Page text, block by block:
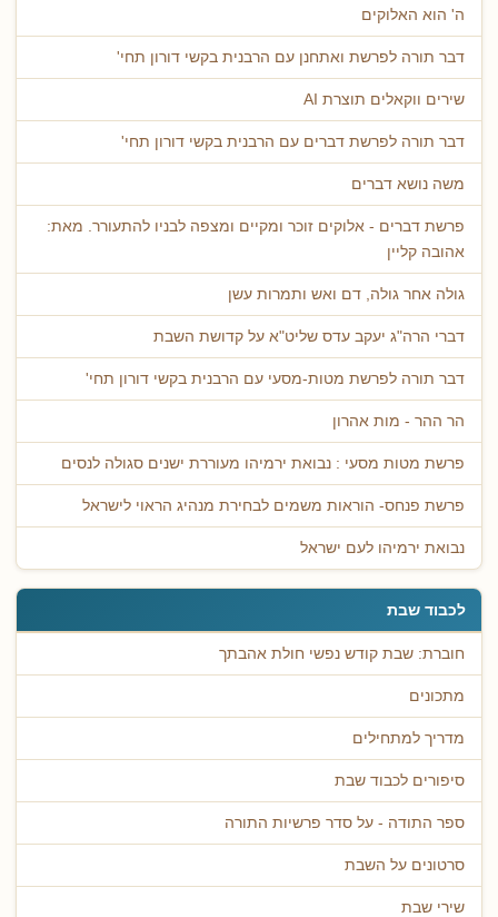
ה' הוא האלוקים
דבר תורה לפרשת ואתחנן עם הרבנית בקשי דורון תחי'
שירים ווקאלים תוצרת AI
דבר תורה לפרשת דברים עם הרבנית בקשי דורון תחי'
משה נושא דברים
פרשת דברים - אלוקים זוכר ומקיים ומצפה לבניו להתעורר. מאת:
אהובה קליין
גולה אחר גולה, דם ואש ותמרות עשן
דברי הרה"ג יעקב עדס שליט"א על קדושת השבת
דבר תורה לפרשת מטות-מסעי עם הרבנית בקשי דורון תחי'
הר ההר - מות אהרון
פרשת מטות מסעי : נבואת ירמיהו מעוררת ישנים סגולה לנסים
פרשת פנחס- הוראות משמים לבחירת מנהיג הראוי לישראל
נבואת ירמיהו לעם ישראל
לכבוד שבת
חוברת: שבת קודש נפשי חולת אהבתך
מתכונים
מדריך למתחילים
סיפורים לכבוד שבת
ספר התודה - על סדר פרשיות התורה
סרטונים על השבת
שירי שבת